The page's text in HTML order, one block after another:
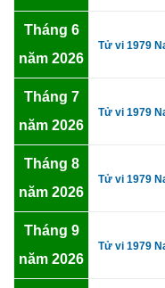
Tháng 6
năm 2026
Tử vi 1979
Tháng 7
năm 2026
Tử vi 1979
Tháng 8
năm 2026
Tử vi 1979
Tháng 9
năm 2026
Tử vi 1979